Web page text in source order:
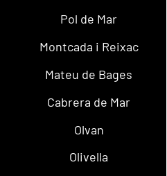
Pol de Mar
Montcada i Reixac
Mateu de Bages
Cabrera de Mar
Olvan
Olivella